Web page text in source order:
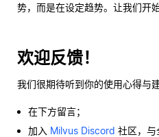
势，而是在设定趋势。让我们开
欢迎反馈！
我们很期待听到你的使用心得与
在下方留言；
加入 Milvus Discord 社区，与